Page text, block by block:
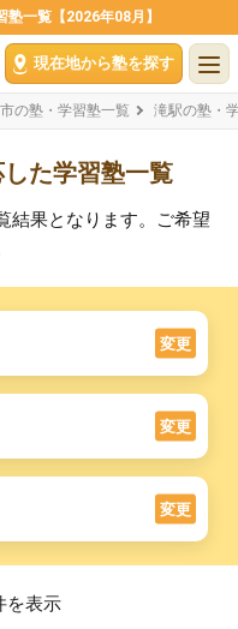
一覧【2026年08月】
現在地から塾を探す
の塾・学習塾一覧 滝駅の塾・
た学習塾一覧
結果となります。ご希望
変更
変更
変更
を表示